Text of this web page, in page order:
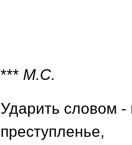
*** М.С.
Ударить словом -
преступленье,